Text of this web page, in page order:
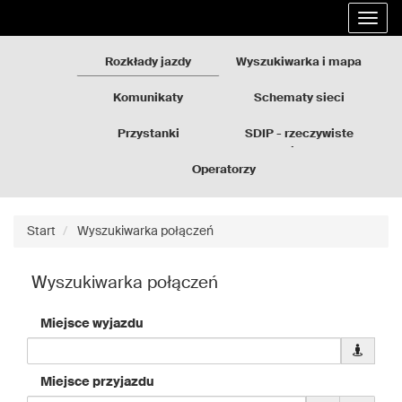
Rozkłady jazdy Wyszukiwarka i mapa
Komunikaty Schematy sieci
Przystanki
SDIP - rzeczywiste
Operatorzy
Start Wyszukiwarka połączeń
Wyszukiwarka połączeń
Miejsce wyjazdu
Pobierz
dane
dla
Miejsce przyjazdu